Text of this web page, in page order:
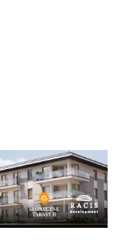
„SSssSS”
Reddit Share